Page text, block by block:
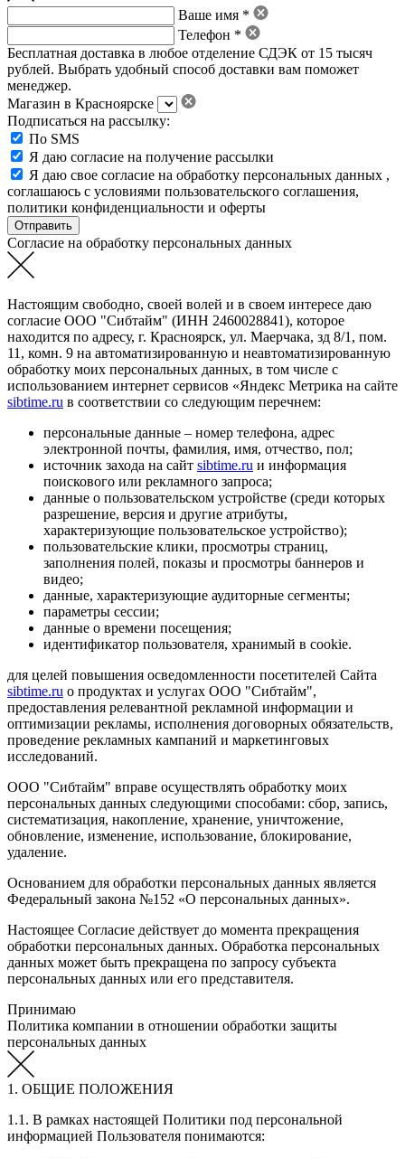
Ваше имя *
Телефон *
Бесплатная доставка в любое отделение СДЭК от 15 тысяч
рублей. Выбрать удобный способ доставки вам поможет
менеджер.
Магазин в Красноярске
Подписаться на рассылку:
По SMS
Я даю согласие на получение рассылки
Я даю свое согласие на обработку персональных данных ,
соглашаюсь с условиями пользовательского соглашения,
политики конфиденциальности и оферты
Согласие на обработку персональных данных
Настоящим свободно, своей волей и в своем интересе даю
согласие ООО "Сибтайм" (ИНН 2460028841), которое
находится по адресу, г. Красноярск, ул. Маерчака, зд 8/1, пом.
11, комн. 9 на автоматизированную и неавтоматизированную
обработку моих персональных данных, в том числе с
использованием интернет сервисов «Яндекс Метрика на сайте
sibtime.ru в соответствии со следующим перечнем:
персональные данные – номер телефона, адрес
электронной почты, фамилия, имя, отчество, пол;
источник захода на сайт sibtime.ru и информация
поискового или рекламного запроса;
данные о пользовательском устройстве (среди которых
разрешение, версия и другие атрибуты,
характеризующие пользовательское устройство);
пользовательские клики, просмотры страниц,
заполнения полей, показы и просмотры баннеров и
видео;
данные, характеризующие аудиторные сегменты;
параметры сессии;
данные о времени посещения;
идентификатор пользователя, хранимый в cookie.
для целей повышения осведомленности посетителей Сайта
sibtime.ru о продуктах и услугах ООО "Сибтайм",
предоставления релевантной рекламной информации и
оптимизации рекламы, исполнения договорных обязательств,
проведение рекламных кампаний и маркетинговых
исследований.
ООО "Сибтайм" вправе осуществлять обработку моих
персональных данных следующими способами: сбор, запись,
систематизация, накопление, хранение, уничтожение,
обновление, изменение, использование, блокирование,
удаление.
Основанием для обработки персональных данных является
Федеральный закона №152 «О персональных данных».
Настоящее Согласие действует до момента прекращения
обработки персональных данных. Обработка персональных
данных может быть прекращена по запросу субъекта
персональных данных или его представителя.
Принимаю
Политика компании в отношении обработки защиты
персональных данных
1. ОБЩИЕ ПОЛОЖЕНИЯ
1.1. В рамках настоящей Политики под персональной
информацией Пользователя понимаются: